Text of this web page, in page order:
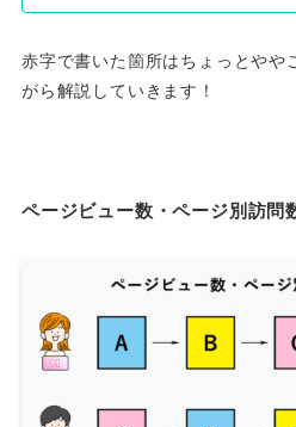
赤字で書いた箇所はちょっとやや
がら解説していきます！
ページビュー数・ページ別訪問